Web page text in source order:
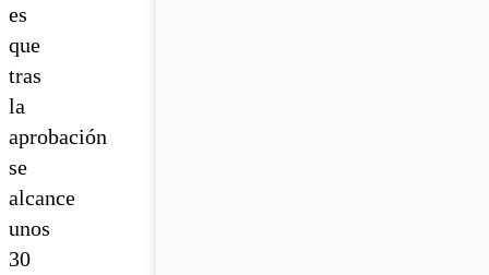
es
que
tras
la
aprobación
se
alcance
unos
30